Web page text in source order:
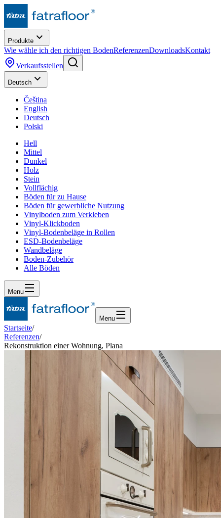
Produkte
Wie wähle ich den richtigen BodenReferenzenDownloadsKontakt
Verkaufsstellen
Deutsch
Čeština
English
Deutsch
Polski
Hell
Mittel
Dunkel
Holz
Stein
Vollflächig
Böden für zu Hause
Böden für gewerbliche Nutzung
Vinylboden zum Verkleben
Vinyl-Klickboden
Vinyl-Bodenbeläge in Rollen
ESD-Bodenbeläge
Wandbeläge
Boden-Zubehör
Alle Böden
Menu
Menu
Startseite/
Referenzen/
Rekonstruktion einer Wohnung, Plana